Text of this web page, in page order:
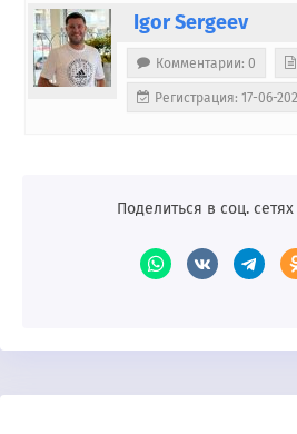
Igor Sergeev
Комментарии: 0
Регистрация: 17-06-
Поделиться в соц.